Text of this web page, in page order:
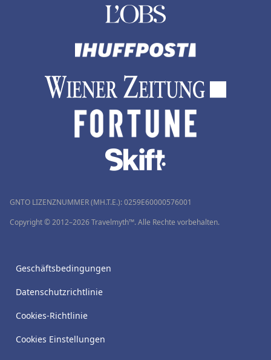
GNTO LIZENZNUMMER (MH.T.E.): 0259Ε60000576001
Copyright © 2012–2026 Travelmyth™. Alle Rechte vorbehalten.
Geschäftsbedingungen
Datenschutzrichtlinie
Cookies-Richtlinie
Cookies Einstellungen